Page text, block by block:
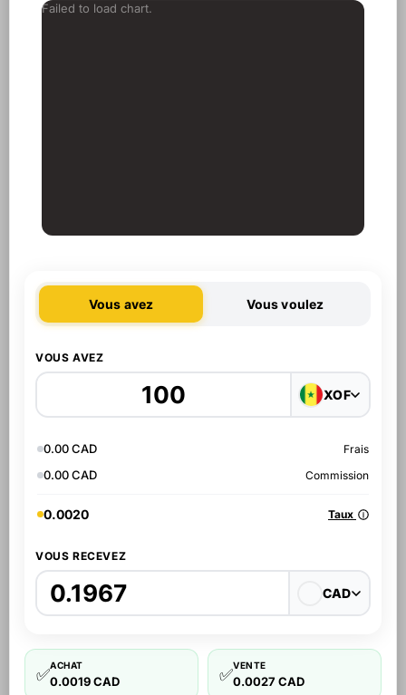
Failed to load chart.
Vous avez Vous voulez
VOUS AVEZ
XOF
0.00 CAD Frais
0.00 CAD Commission
0.0020 Taux
VOUS RECEVEZ
CAD
✅ACHAT
0.0019 CAD ✅VENTE
0.0027 CAD